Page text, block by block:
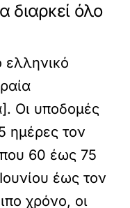
όλο
ελληνικό
Οι υποδομές
ημέρες τον
60 έως 75
έως τον
χρόνο, οι